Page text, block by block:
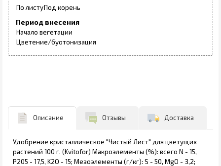
По листуПод корень
Период внесения
Начало вегетации
Цветение/буотонизация
Описание Отзывы Доставка
Удобрение кристаллическое "Чистый Лист" для цветущих
растений 100 г. (Kvitofor) Макроэлементы (%): всего N - 15,
P205 - 17,5, K2О - 15; Мезоэлементы (г/кг): S - 50, MgO - 3,2;